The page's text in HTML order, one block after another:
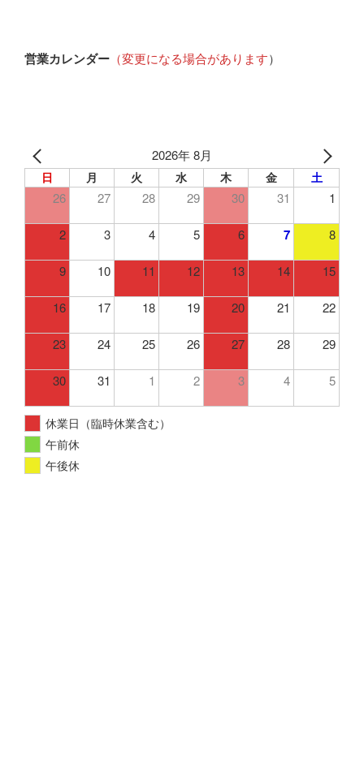
営業カレンダー （変更になる場合があります）
2026年 8月
日 月 火 水 木 金 土
26 27 28 29 30 31 1
2 3 4 5 6 7 8
9 10 11 12 13 14 15
16 17 18 19 20 21 22
23 24 25 26 27 28 29
30 31 1 2 3 4 5
休業日（臨時休業含む）
午前休
午後休